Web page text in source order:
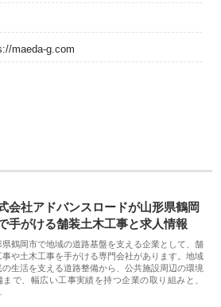
maeda-g.com
会社アドバンスロードが山形県鶴岡
手がける舗装土木工事と求人情報
県鶴岡市で地域の道路基盤を支える企業として、舗
事や土木工事を手がける専門会社があります。地域
の生活を支える道路整備から、公共施設周辺の環境
まで、幅広い工事実績を持つ企業の取り組みと、